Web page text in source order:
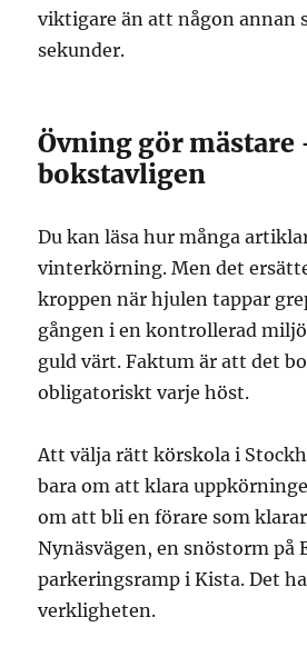
viktigare än att någon annan
sekunder.
Övning gör mästare
bokstavligen
Du kan läsa hur många
vinterkörning. Men det
kroppen när hjulen tappar
gången i en kontrollerad
guld värt. Faktum är att det
obligatoriskt varje höst.
Att välja rätt körskola i
bara om att klara
om att bli en förare som
Nynäsvägen, en snöstorm på
parkeringsramp i Kista. Det
verkligheten.